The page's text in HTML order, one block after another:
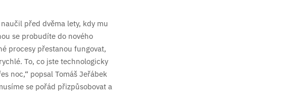
před dvěma lety, kdy mu
se probudíte do nového
procesy přestanou fungovat,
To, co jste technologicky
noc,“ popsal Tomáš Jeřábek
se pořád přizpůsobovat a